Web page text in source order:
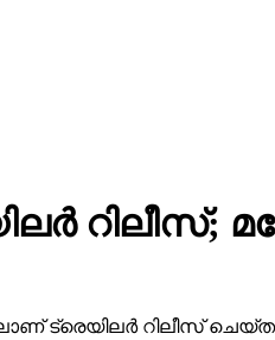
റിലീസ്;
ട്രെയിലര്‍ റിലീസ്